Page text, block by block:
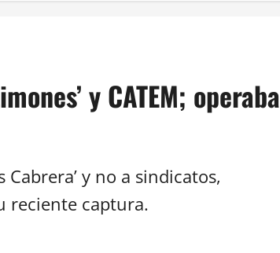
y CATEM; operaba
Cabrera’ y no a sindicatos,
reciente captura.